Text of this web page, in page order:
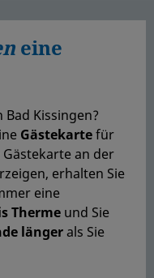
eine
Kissingen?
Gästekartefür
Gästekarte an der
erhalten Sie
eine
Therme und Sie
längerals Sie